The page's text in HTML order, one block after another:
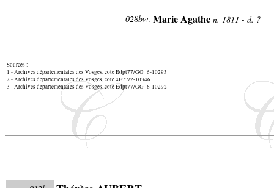
028bw. Marie Agathe n. 1811 - d. ?
Sources :
1 - Archives départementales des Vosges, cote Edpt77/GG_6-10293
2 - Archives départementales des Vosges, cote 4E77/2-10346
3 - Archives départementales des Vosges, cote Edpt77/GG_6-10292